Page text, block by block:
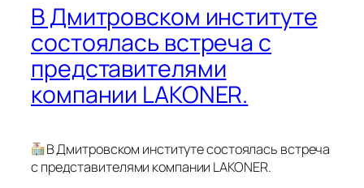
В Дмитровском институте
состоялась встреча с
представителями
компании LAKONER.
В Дмитровском институте состоялась встреча
с представителями компании LAKONER.